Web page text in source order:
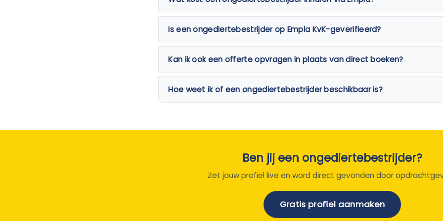
Is een ongediertebestrijder op Empla KvK-geverifieerd?
Kan ik ook een offerte opvragen in plaats van direct boeken?
Hoe weet ik of een ongediertebestrijder beschikbaar is?
Ben jij een ongediertebestrijder?
Zet jouw profiel live en word direct gevonden door
Gratis profiel aanmaken